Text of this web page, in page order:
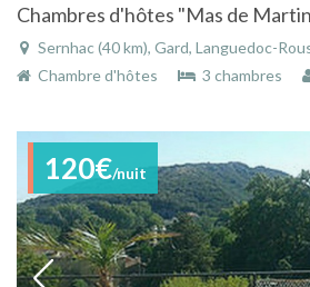
Sernhac (40 km), Gard, Languedoc-
Chambre d'hôtes
3 chambres
120€/nuit